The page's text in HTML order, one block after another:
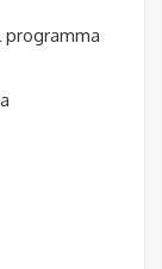
programma